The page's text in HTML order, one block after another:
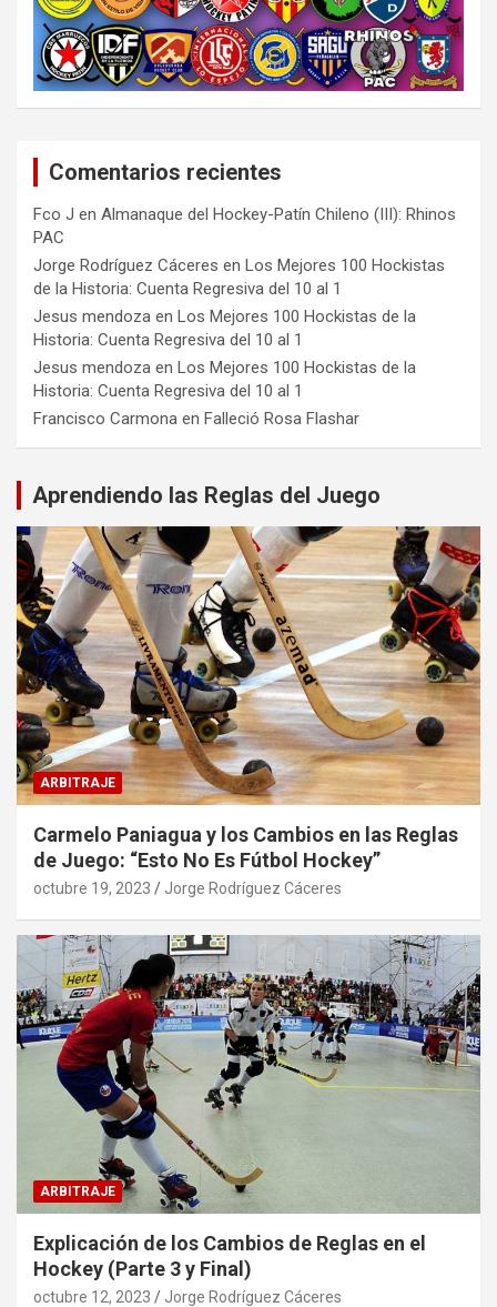
Comentarios recientes
Fco J en Almanaque del Hockey-Patín Chileno (III): Rhinos
PAC
Jorge Rodríguez Cáceres en Los Mejores 100 Hockistas
de la Historia: Cuenta Regresiva del 10 al 1
Jesus mendoza en Los Mejores 100 Hockistas de la
Historia: Cuenta Regresiva del 10 al 1
Jesus mendoza en Los Mejores 100 Hockistas de la
Historia: Cuenta Regresiva del 10 al 1
Francisco Carmona en Falleció Rosa Flashar
Aprendiendo las Reglas del Juego
ARBITRAJE
Carmelo Paniagua y los Cambios en las Reglas
de Juego: “Esto No Es Fútbol Hockey”
octubre 19, 2023 Jorge Rodríguez Cáceres
ARBITRAJE
Explicación de los Cambios de Reglas en el
Hockey (Parte 3 y Final)
octubre 12, 2023 Jorge Rodríguez Cáceres